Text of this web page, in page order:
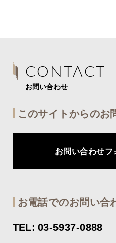
CONTACT
お問い合わせ
このサイトからのお
お問い合わせ
お電話でのお問い合
TEL: 03-5937-0888